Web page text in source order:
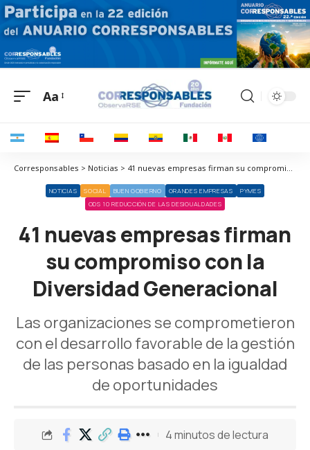
Aa
Corresponsables > Noticias > 41 nuevas empresas firman su compromiso con la Diversidad Generacional
NOTICIAS SOCIAL BUEN GOBIERNO GRANDES EMPRESAS
PYMES
ODS 10 REDUCCIÓN DE LAS DESIGUALDADES
41 nuevas empresas firman
su compromiso con la
Diversidad Generacional
Las organizaciones se comprometieron
con el desarrollo favorable de la gestión
de las personas basado en la igualdad
de oportunidades
4 minutos de lectura